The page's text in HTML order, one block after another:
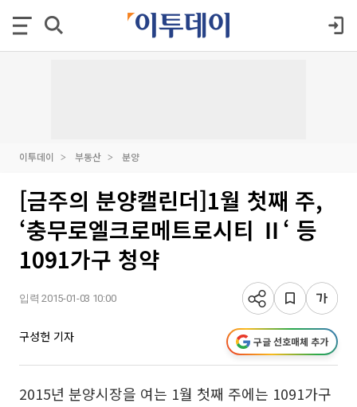
이투데이 부동산 분양
[금주의 분양캘린더]1월 첫째 주,
‘충무로엘크로메트로시티 Ⅱ‘ 등
1091가구 청약
입력 2015-01-03 10:00
구성헌 기자 구글 선호매체 추가
2015년 분양시장을 여는 1월 첫째 주에는 1091가구